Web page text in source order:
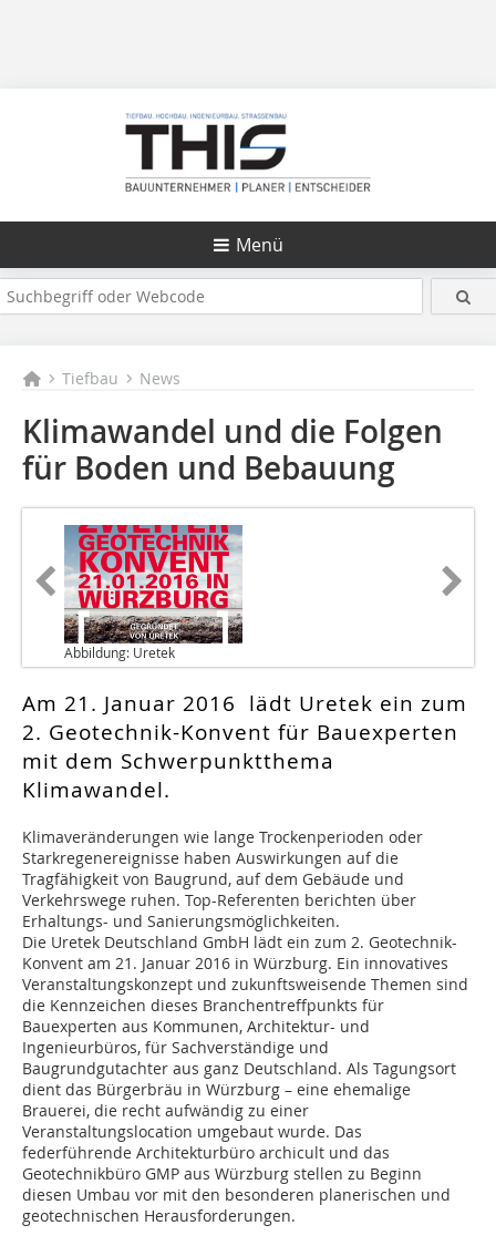
Menü
Tiefbau News
Klimawandel und die Folgen
für Boden und Bebauung
Abbildung: Uretek
Am 21. Januar 2016 lädt Uretek ein zum
2. Geotechnik-Konvent für Bauexperten
mit dem Schwerpunktthema
Klimawandel.
Klimaveränderungen wie lange Trockenperioden oder
Starkregenereignisse haben Auswirkungen auf die
Tragfähigkeit von Baugrund, auf dem Gebäude und
Verkehrswege ruhen. Top-Referenten berichten über
Erhaltungs- und Sanierungsmöglichkeiten.
Die Uretek Deutschland GmbH lädt ein zum 2. Geotechnik-
Konvent am 21. Januar 2016 in Würzburg. Ein innovatives
Veranstaltungskonzept und zukunftsweisende Themen sind
die Kennzeichen dieses Branchentreffpunkts für
Bauexperten aus Kommunen, Architektur- und
Ingenieurbüros, für Sachverständige und
Baugrundgutachter aus ganz Deutschland. Als Tagungsort
dient das Bürgerbräu in Würzburg – eine ehemalige
Brauerei, die recht aufwändig zu einer
Veranstaltungslocation umgebaut wurde. Das
federführende Architekturbüro archicult und das
Geotechnikbüro GMP aus Würzburg stellen zu Beginn
diesen Umbau vor mit den besonderen planerischen und
geotechnischen Herausforderungen.